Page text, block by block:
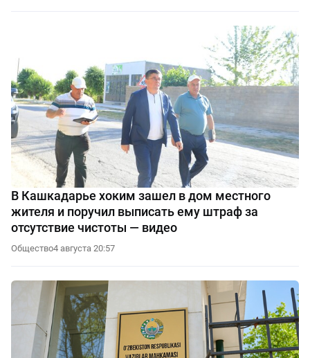
В Кашкадарье хоким зашел в дом местного
жителя и поручил выписать ему штраф за
отсутствие чистоты — видео
Общество4 августа 20:57